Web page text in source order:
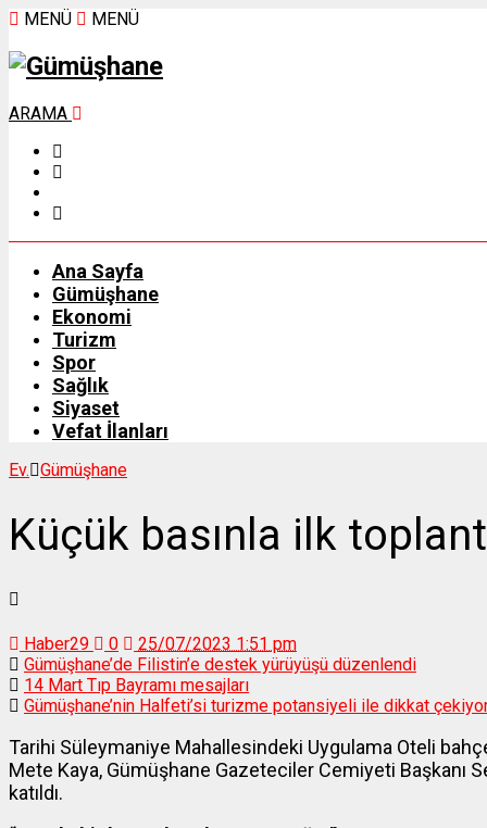
MENÜ MENÜ
ARAMA
Ana Sayfa
Gümüşhane
Ekonomi
Turizm
Spor
Sağlık
Siyaset
Vefat İlanları
Ev. Gümüşhane
Küçük basınla ilk
Haber29 0
25/07/2023 1:51 pm
Gümüşhane’de Filistin’e destek yürüyüşü düzenlendi
14 Mart Tıp Bayramı mesajları
Gümüşhane’nin Halfeti’si turizme potansiyeli ile dikkat
Tarihi Süleymaniye Mahallesindeki Uygulama Oteli
Mete Kaya, Gümüşhane Gazeteciler Cemiyeti Başkanı
katıldı.